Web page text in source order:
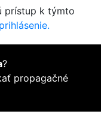
prístup k týmto
?
propagačné